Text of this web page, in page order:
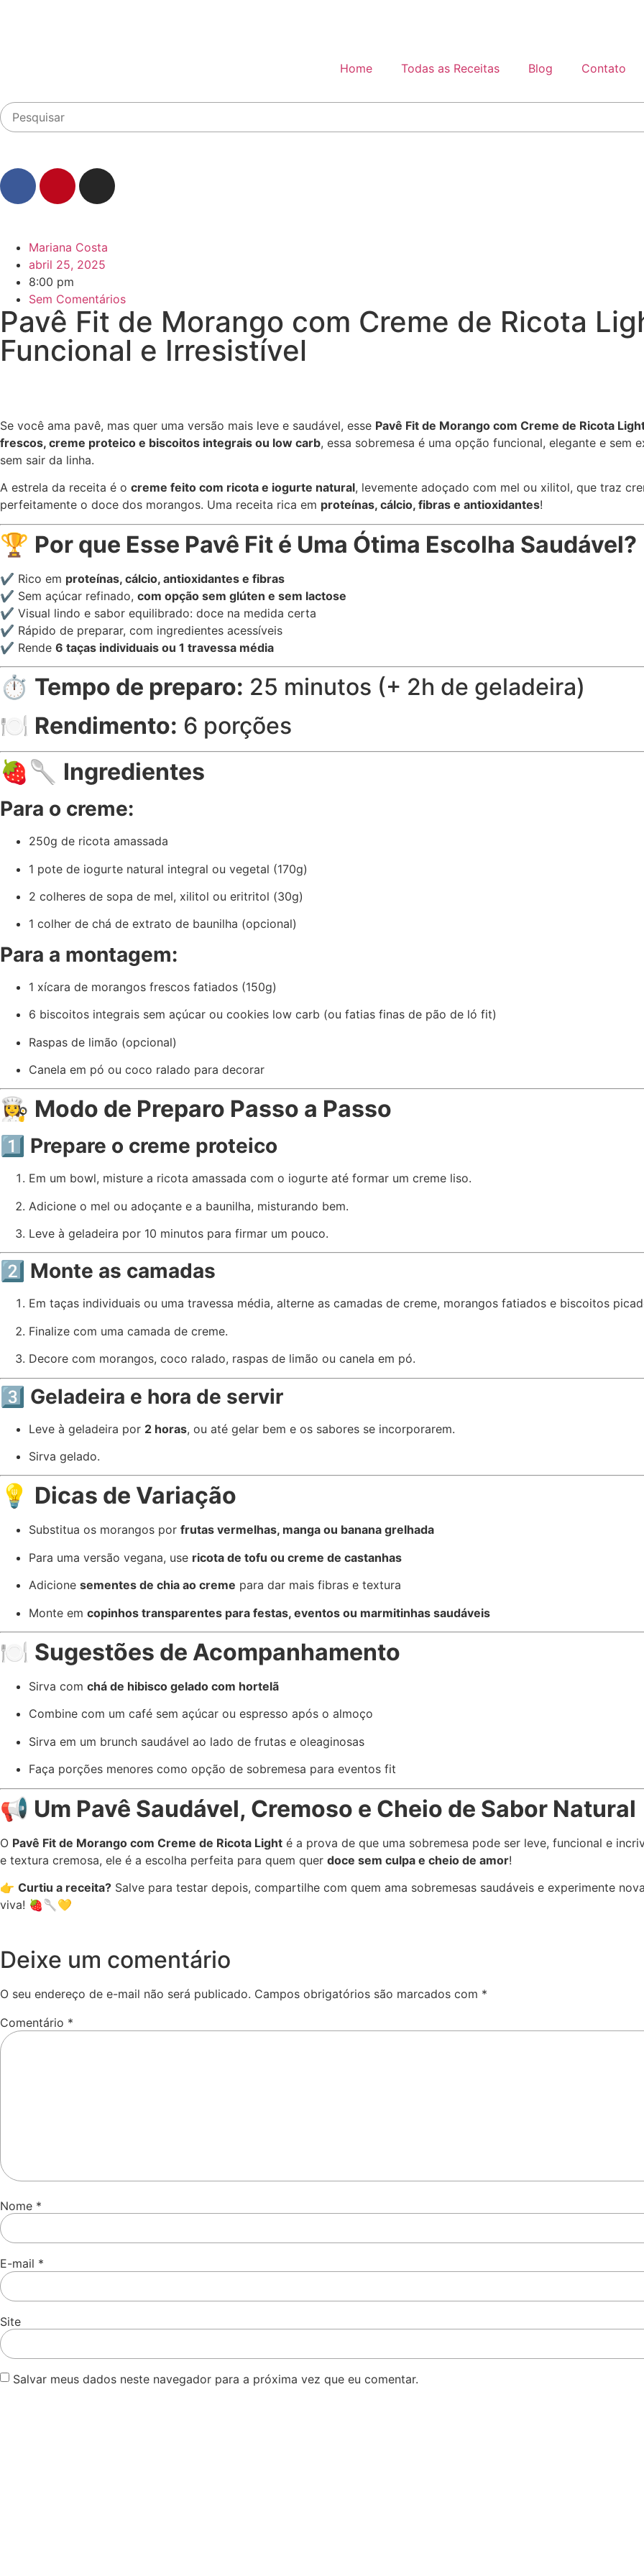
Home Todas as Receitas Blog Contato
Mariana Costa
abril 25, 2025
8:00 pm
Sem Comentários
Pavê Fit de Morango com Creme de Ricota
Funcional e Irresistível
Se você ama pavê, mas quer uma versão mais leve e saudável, esse Pavê Fit de Morango com Creme de Ricota
frescos, creme proteico e biscoitos integrais ou low carb, essa sobremesa é uma opção funcional, elegante e
sem sair da linha.
A estrela da receita é o creme feito com ricota e iogurte natural, levemente adoçado com mel ou xilitol, que traz
perfeitamente o doce dos morangos. Uma receita rica em proteínas, cálcio, fibras e antioxidantes!
🏆 Por que Esse Pavê Fit é Uma Ótima Escolha Saudável?
✔ Rico em proteínas, cálcio, antioxidantes e fibras
✔ Sem açúcar refinado, com opção sem glúten e sem lactose
✔ Visual lindo e sabor equilibrado: doce na medida certa
✔ Rápido de preparar, com ingredientes acessíveis
✔ Rende 6 taças individuais ou 1 travessa média
⏱️ Tempo de preparo: 25 minutos (+ 2h de geladeira)
🍽️ Rendimento: 6 porções
🍓🥄 Ingredientes
Para o creme:
250g de ricota amassada
1 pote de iogurte natural integral ou vegetal (170g)
2 colheres de sopa de mel, xilitol ou eritritol (30g)
1 colher de chá de extrato de baunilha (opcional)
Para a montagem:
1 xícara de morangos frescos fatiados (150g)
6 biscoitos integrais sem açúcar ou cookies low carb (ou fatias finas de pão de ló fit)
Raspas de limão (opcional)
Canela em pó ou coco ralado para decorar
👩‍🍳 Modo de Preparo Passo a Passo
1️⃣ Prepare o creme proteico
Em um bowl, misture a ricota amassada com o iogurte até formar um creme liso.
Adicione o mel ou adoçante e a baunilha, misturando bem.
Leve à geladeira por 10 minutos para firmar um pouco.
2️⃣ Monte as camadas
Em taças individuais ou uma travessa média, alterne as camadas de creme, morangos fatiados e biscoitos
Finalize com uma camada de creme.
Decore com morangos, coco ralado, raspas de limão ou canela em pó.
3️⃣ Geladeira e hora de servir
Leve à geladeira por 2 horas, ou até gelar bem e os sabores se incorporarem.
Sirva gelado.
💡 Dicas de Variação
Substitua os morangos por frutas vermelhas, manga ou banana grelhada
Para uma versão vegana, use ricota de tofu ou creme de castanhas
Adicione sementes de chia ao creme para dar mais fibras e textura
Monte em copinhos transparentes para festas, eventos ou marmitinhas saudáveis
🍽️ Sugestões de Acompanhamento
Sirva com chá de hibisco gelado com hortelã
Combine com um café sem açúcar ou espresso após o almoço
Sirva em um brunch saudável ao lado de frutas e oleaginosas
Faça porções menores como opção de sobremesa para eventos fit
📢 Um Pavê Saudável, Cremoso e Cheio de Sabor Natural
O Pavê Fit de Morango com Creme de Ricota Light é a prova de que uma sobremesa pode ser leve, funcional e
e textura cremosa, ele é a escolha perfeita para quem quer doce sem culpa e cheio de amor!
👉 Curtiu a receita? Salve para testar depois, compartilhe com quem ama sobremesas saudáveis e experimente
viva! 🍓🥄💛
Deixe um comentário
O seu endereço de e-mail não será publicado. Campos obrigatórios são marcados com *
Comentário *
Nome *
E-mail *
Site
Salvar meus dados neste navegador para a próxima vez que eu comentar.